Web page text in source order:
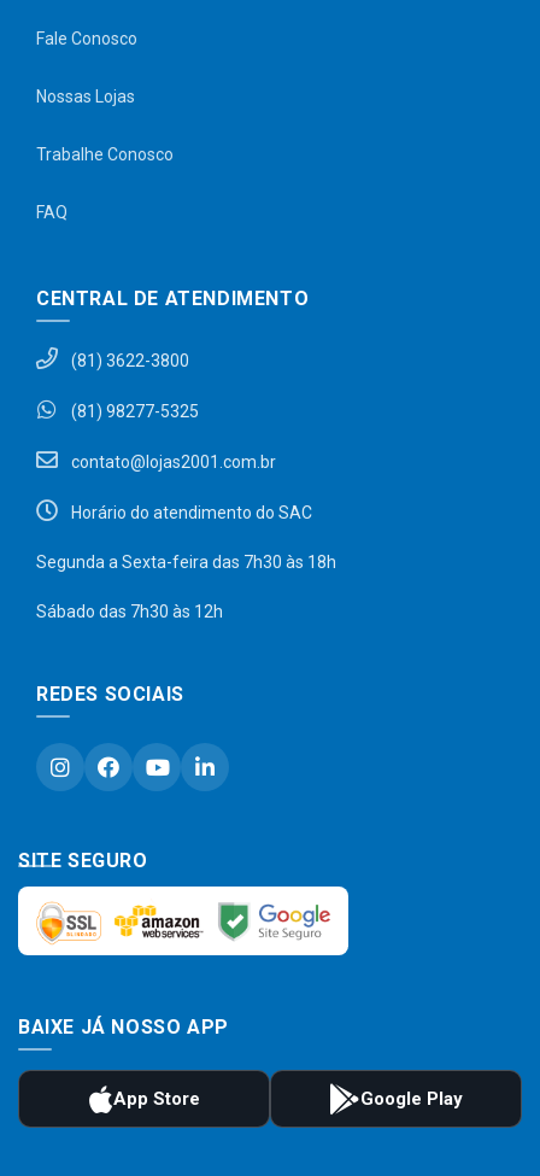
Fale Conosco
Nossas Lojas
Trabalhe Conosco
FAQ
CENTRAL DE ATENDIMENTO
(81) 3622-3800
(81) 98277-5325
contato@lojas2001.com.br
Horário do atendimento do SAC
Segunda a Sexta-feira das 7h30 às 18h
Sábado das 7h30 às 12h
REDES SOCIAIS
SITE SEGURO
BAIXE JÁ NOSSO APP